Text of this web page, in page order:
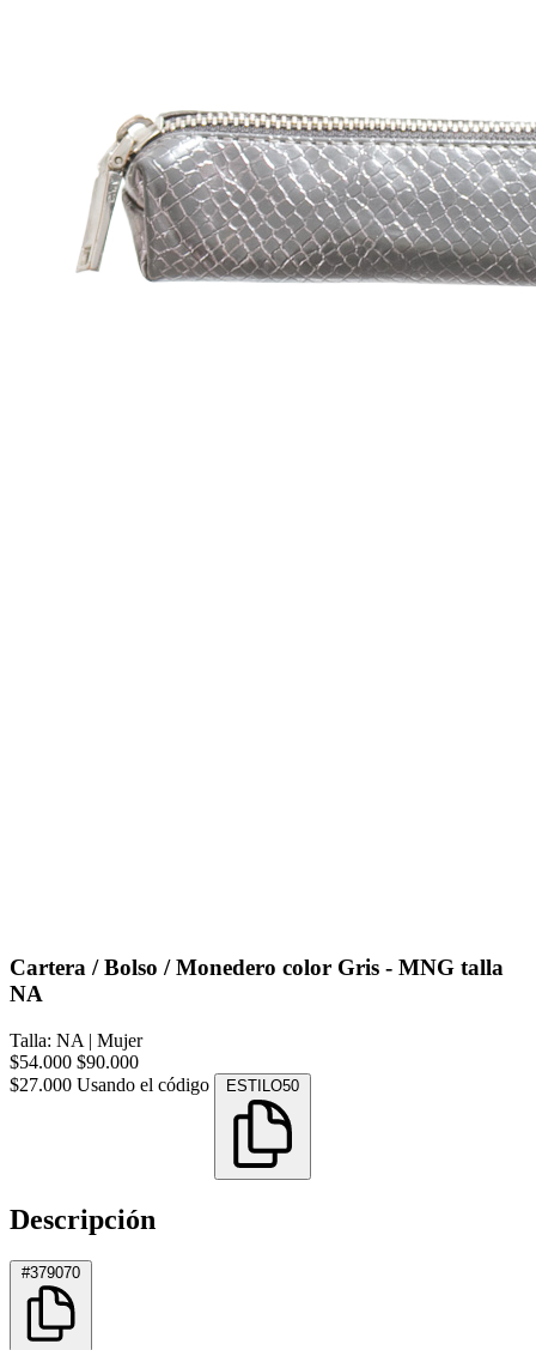
Cartera / Bolso / Monedero color Gris - MNG talla
NA
Talla: NA | Mujer
$54.000 $90.000
$27.000 Usando el código ESTILO50
Descripción
#379070